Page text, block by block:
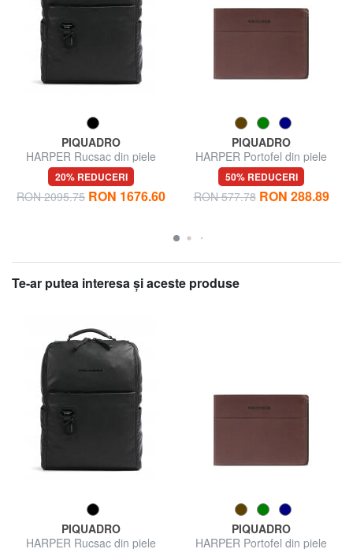
PIQUADRO
HARPER Rucsac din piele
pentru laptop de 15,6".
20% REDUCERI
RON 2095.75 RON 1676.60
PIQUADRO
HARPER Portofel din piele
pentru bărbați
50% REDUCERI
RON 577.78 RON 288.89
Te-ar putea interesa şi aceste produse
PIQUADRO
HARPER Rucsac din piele
PIQUADRO
HARPER Portofel din piele